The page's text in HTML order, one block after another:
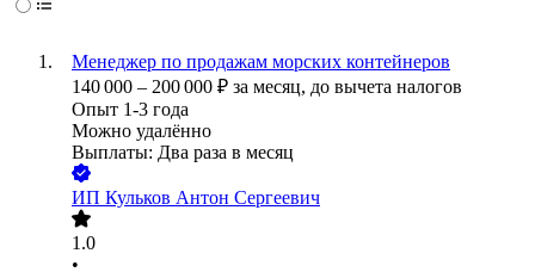
Менеджер по продажам морских контейнеров
140 000 – 200 000 ₽ за месяц, до вычета налогов
Опыт 1-3 года
Можно удалённо
Выплаты: Два раза в месяц
ИП Кульков Антон Сергеевич
1.0
•